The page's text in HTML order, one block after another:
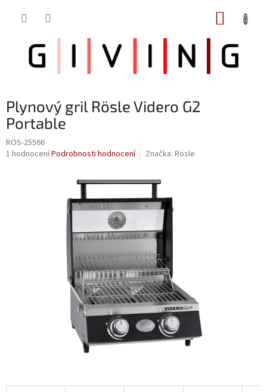
Plynový gril Rösle Videro G2
Portable
ROS-25566
Průměrné
1 hodnoceníPodrobnosti hodnocení Značka: Rösle